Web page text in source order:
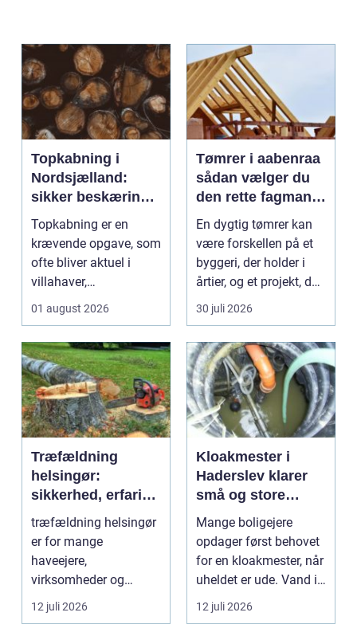
Topkabning i
Nordsjælland:
sikker beskæring
af store træer
Topkabning er en
krævende opgave, som
ofte bliver aktuel i
villahaver,
01 august 2026
Tømrer i aabenraa
sådan vælger du
den rette fagmand
til dit projekt
En dygtig tømrer kan
være forskellen på et
byggeri, der holder i
årtier, og et projekt, der
hurtigt ...
30 juli 2026
Træfældning
helsingør:
sikkerhed, erfaring
og gode løsninger
i nordsjælland
træfældning helsingør
er for mange
haveejere,
virksomheder og
grundejerforeninger et
nødvendigt skri...
12 juli 2026
Kloakmester i
Haderslev klarer
små og store
akutte opgaver
Mange boligejere
opdager først behovet
for en kloakmester, når
uheldet er ude. Vand i
12 juli 2026